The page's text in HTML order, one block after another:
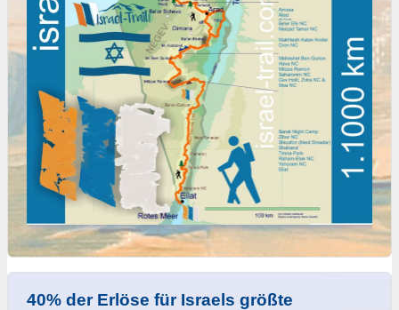
40% der Erlöse für Israels größte